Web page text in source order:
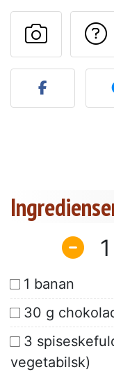
Send
1
1 banan
30 g
3
vegetabilsk)